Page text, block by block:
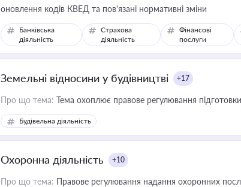
оновлення кодів КВЕД та пов'язані нормативні зміни
Банківська
діяльність
Страхова
діяльність
Фінансові
послуги
Земельні відносини у будівництві +17
Про що тема: Тема охоплює правове регулювання
Будівельна діяльність
Охоронна діяльність +10
Про що тема: Правове регулювання надання охоронних